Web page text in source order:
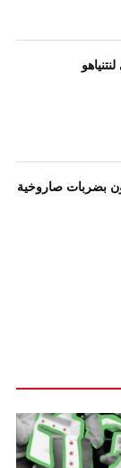
بضربات صاروخية